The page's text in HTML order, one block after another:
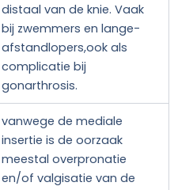
distaal van de knie. Vaak
bij zwemmers en lange-
afstandlopers,ook als
complicatie bij
gonarthrosis.
vanwege de mediale
insertie is de oorzaak
meestal overpronatie
en/of valgisatie van de